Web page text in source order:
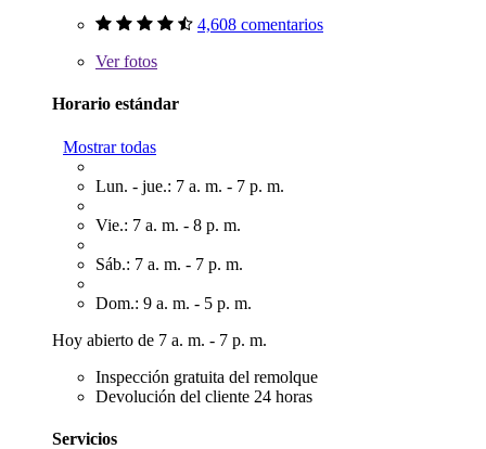
4,608 comentarios
Verfotos
Horario estándar
Mostrar todas
Lun. - jue.: 7 a. m. - 7 p. m.
Vie.: 7 a. m. - 8 p. m.
Sáb.: 7 a. m. - 7 p. m.
Dom.: 9 a. m. - 5 p. m.
Hoy abierto de 7 a. m. - 7 p. m.
Inspección gratuita del remolque
Devolución del cliente 24 horas
Servicios